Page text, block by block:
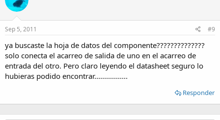
Sep 5, 2011 #9
ya buscaste la hoja de datos del componente??????????????
solo conecta el acarreo de salida de uno en el acarreo de
entrada del otro. Pero claro leyendo el datasheet seguro lo
hubieras podido encontrar.................
Responder